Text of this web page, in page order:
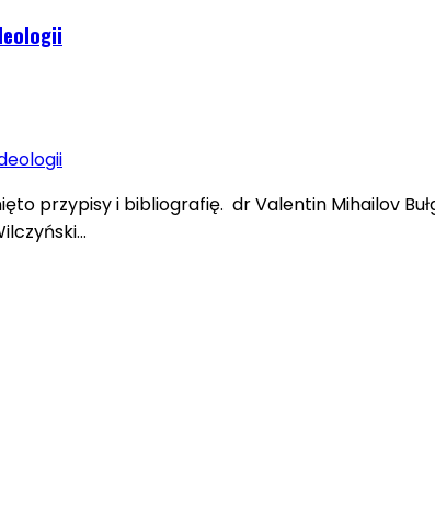
przypisy i bibliografię. dr Valentin Mihailov